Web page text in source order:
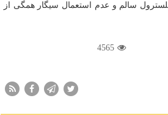
سالم و عدم استعمال سیگار همگی از
4565